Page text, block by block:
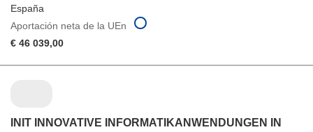
España
Aportación neta de la UEn
€ 46 039,00
INIT INNOVATIVE INFORMATIKANWENDUNGEN IN